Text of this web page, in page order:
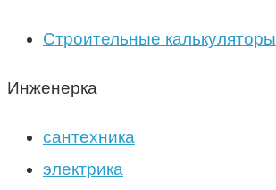
Строительные калькуляторы
Инженерка
сантехника
электрика